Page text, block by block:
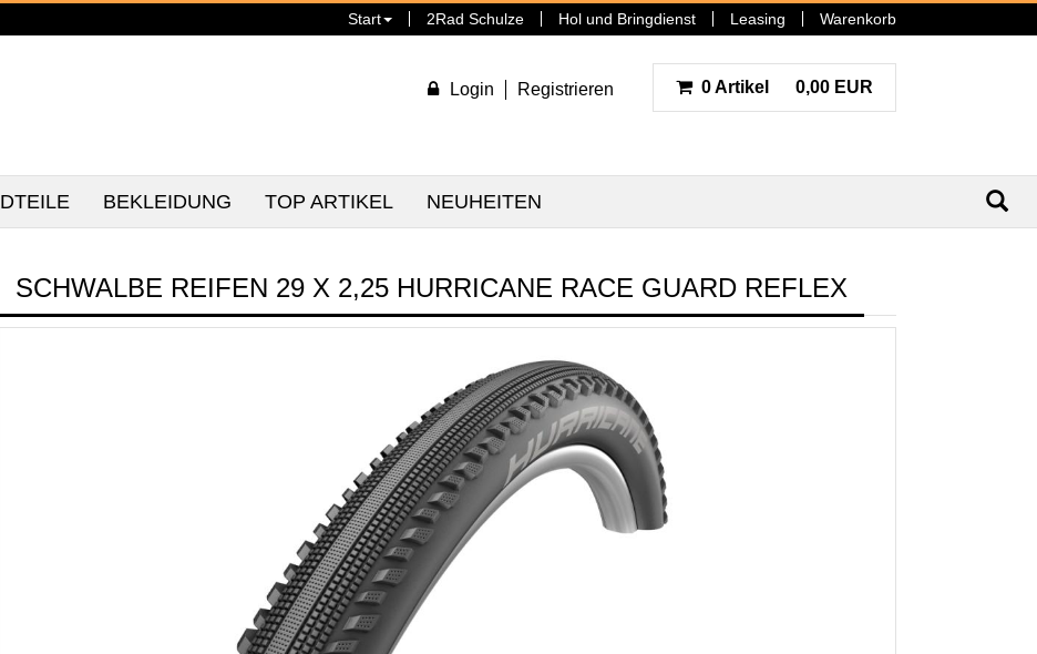
Start 2Rad Schulze Hol und Bringdienst Leasing Warenkorb
Login Registrieren 0 Artikel 0,00 EUR
BEKLEIDUNG TOP ARTIKEL NEUHEITEN
SCHWALBE REIFEN 29 X 2,25 HURRICANE RACE GUARD REFLEX